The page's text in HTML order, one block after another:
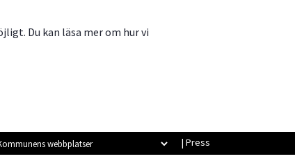
Du kan läsa mer om hur vi
| Press
webbplatser